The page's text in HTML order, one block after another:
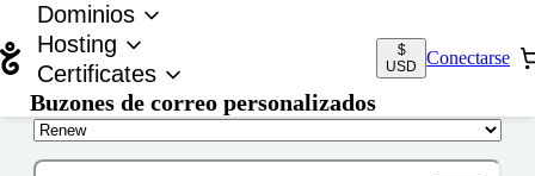
Dominios
Hosting
Certificates
Buzones de correo personalizados
$
USD
Conectarse